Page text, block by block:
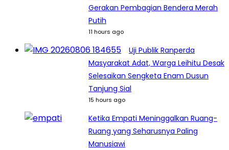
Gerakan Pembagian Bendera Merah
Putih
11 hours ago
Uji Publik Ranperda
Masyarakat Adat, Warga Leihitu Desak
Selesaikan Sengketa Enam Dusun
Tanjung Sial
15 hours ago
Ketika Empati Meninggalkan Ruang-
Ruang yang Seharusnya Paling
Manusiawi